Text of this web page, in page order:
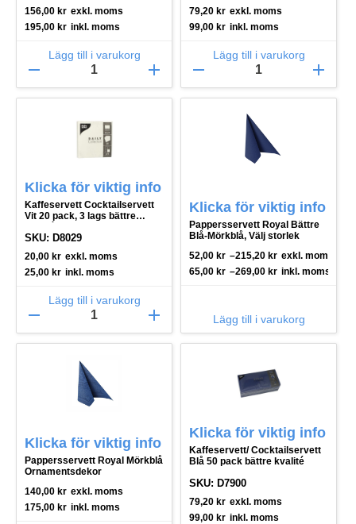
156,00 kr exkl. moms
195,00 kr inkl. moms
Lägg till i varukorg
remove add
79,20 kr exkl. moms
99,00 kr inkl. moms
Lägg till i varukorg
remove add
Klicka för viktig info
Kaffeservett Cocktailservett
Vit 20 pack, 3 lags bättre
SKU: D8029
20,00 kr exkl. moms
25,00 kr inkl. moms
Lägg till i varukorg
remove add
Klicka för viktig info
Pappersservett Royal Bättre
Blå-Mörkblå, Välj storlek
52,00 kr –215,20 kr exkl. moms
65,00 kr –269,00 kr inkl. moms
Lägg till i varukorg
Klicka för viktig info
Pappersservett Royal Mörkblå
Ornamentsdekor
140,00 kr exkl. moms
175,00 kr inkl. moms
Klicka för viktig info
Kaffeservett/ Cocktailservett
Blå 50 pack bättre kvalité
SKU: D7900
79,20 kr exkl. moms
99,00 kr inkl. moms